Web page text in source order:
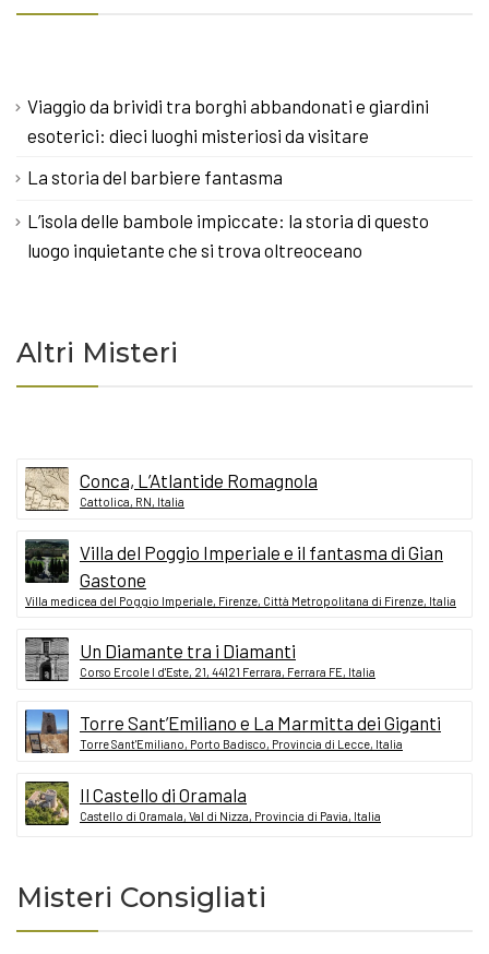
Viaggio da brividi tra borghi abbandonati e giardini
esoterici: dieci luoghi misteriosi da visitare
La storia del barbiere fantasma
L’isola delle bambole impiccate: la storia di questo
luogo inquietante che si trova oltreoceano
Altri Misteri
Conca, L’Atlantide Romagnola
Cattolica, RN, Italia
Villa del Poggio Imperiale e il fantasma di Gian
Gastone
Villa medicea del Poggio Imperiale, Firenze, Città Metropolitana di Firenze, Italia
Un Diamante tra i Diamanti
Corso Ercole I d'Este, 21, 44121 Ferrara, Ferrara FE, Italia
Torre Sant’Emiliano e La Marmitta dei Giganti
Torre Sant'Emiliano, Porto Badisco, Provincia di Lecce, Italia
Il Castello di Oramala
Castello di Oramala, Val di Nizza, Provincia di Pavia, Italia
Misteri Consigliati